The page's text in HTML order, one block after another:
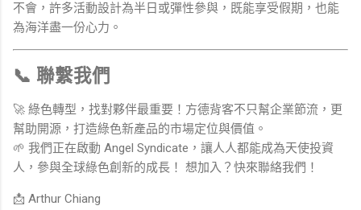
不會，許多活動設計為半日或彈性參與，既能享受假期，也能
為海洋盡一份心力。
📞 聯繫我們
🚀 綠色轉型，找對夥伴最重要！方德背客不只幫企業節流，更
幫助開源，打造綠色新產品的市場定位與價值。
🌱 我們正在啟動 Angel Syndicate，讓人人都能成為天使投資
人，參與全球綠色創新的成長！ 想加入？快來聯絡我們！
📩 Arthur Chiang